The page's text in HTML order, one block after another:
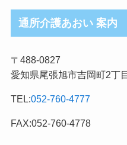
ロ
グ
事
カ
ゴ
リ
通所介護あおい 案内
〒488-0827
愛知県尾張旭市吉岡町2丁
TEL:052-760-4777
FAX:052-760-4778